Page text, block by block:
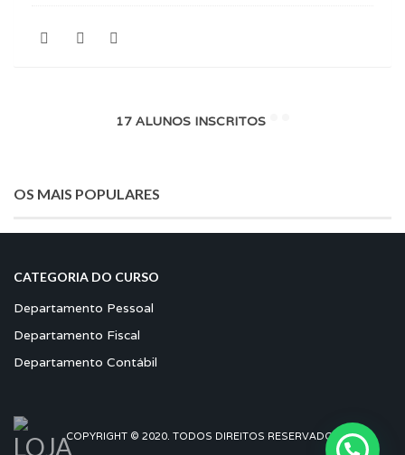
17 ALUNOS INSCRITOS
OS MAIS POPULARES
CATEGORIA DO CURSO
Departamento Pessoal
Departamento Fiscal
Departamento Contábil
COPYRIGHT © 2020. TODOS DIREITOS RESERVADOS.